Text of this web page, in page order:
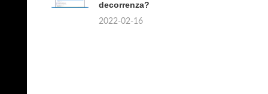
decorrenza?
2022-02-16